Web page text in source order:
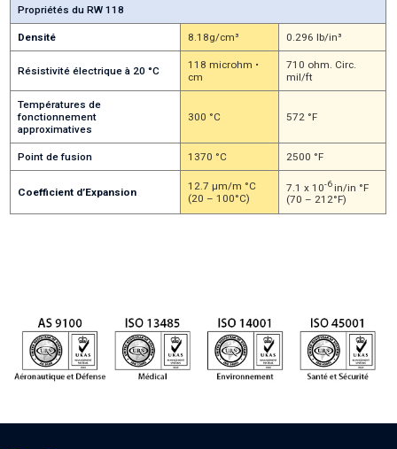
Propriétés du RW 118
Densité 8.18g/cm³ 0.296 lb/in³
Résistivité électrique à 20 °C
118 microhm •
cm
710 ohm. Circ.
mil/ft
Températures de
fonctionnement
approximatives
300 °C 572 °F
Point de fusion 1370 °C 2500 °F
Coefficient d’Expansion
12.7 µm/m °C
(20 – 100°C)
7.1 x 10-6in/in °F
(70 – 212°F)